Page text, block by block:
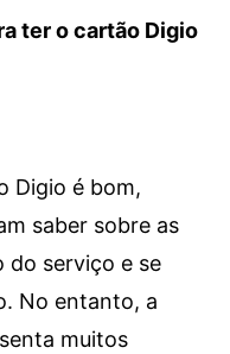
ter o cartão Digio
Digio é bom,
saber sobre as
do serviço e se
No entanto, a
muitos